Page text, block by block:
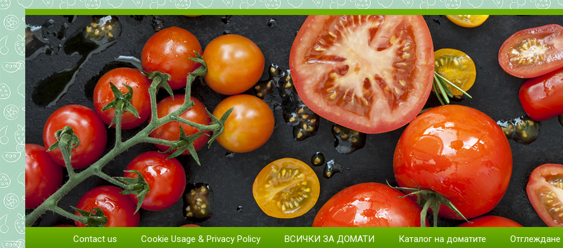
Всичко за доматите. Отглеждане на домати. Сортове и
Отглеждане и грижи за домати
Contact us Cookie Usage & Privacy Policy ВСИЧКИ ЗА ДОМАТИ Каталог на доматите Отглеждане